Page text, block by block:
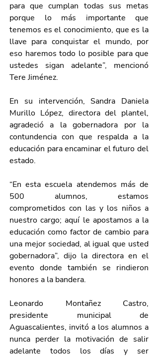
para que cumplan todas sus metas
porque lo más importante que
tenemos es el conocimiento, que es la
llave para conquistar el mundo, por
eso haremos todo lo posible para que
ustedes sigan adelante”, mencionó
Tere Jiménez.
En su intervención, Sandra Daniela
Murillo López, directora del plantel,
agradeció a la gobernadora por la
contundencia con que respalda a la
educación para encaminar el futuro del
estado.
“En esta escuela atendemos más de
500 alumnos, estamos
comprometidos con las y los niños a
nuestro cargo; aquí le apostamos a la
educación como factor de cambio para
una mejor sociedad, al igual que usted
gobernadora”, dijo la directora en el
evento donde también se rindieron
honores a la bandera.
Leonardo Montañez Castro,
presidente municipal de
Aguascalientes, invitó a los alumnos a
nunca perder la motivación de salir
adelante todos los días y ser